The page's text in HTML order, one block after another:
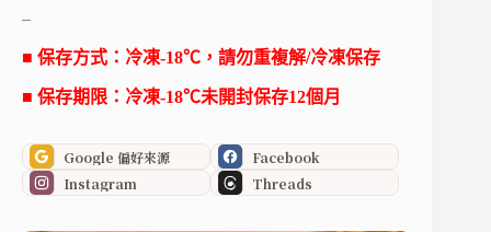
–
■ 保存方式：冷凍-18℃，請勿重複解/冷凍保存
■ 保存期限：冷凍-18℃未開封保存12個月
Google 偏好來源
Facebook
Instagram
Threads